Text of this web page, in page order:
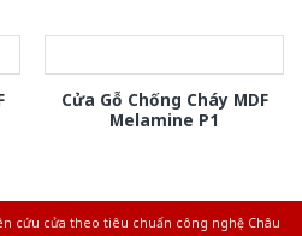
Cửa Gỗ Chống Cháy MDF
Melamine P1
cứu cửa theo tiêu chuẩn công nghệ Châu